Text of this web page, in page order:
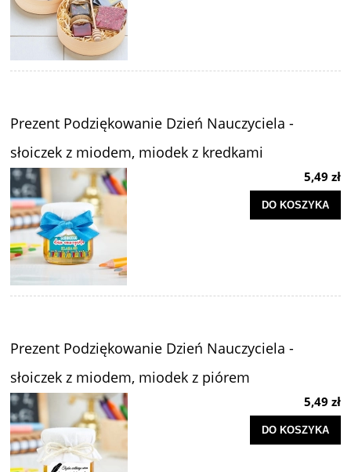
Prezent Podziękowanie Dzień Nauczyciela -
słoiczek z miodem, miodek z kredkami
5,49 zł
DO KOSZYKA
Prezent Podziękowanie Dzień Nauczyciela -
słoiczek z miodem, miodek z piórem
5,49 zł
DO KOSZYKA